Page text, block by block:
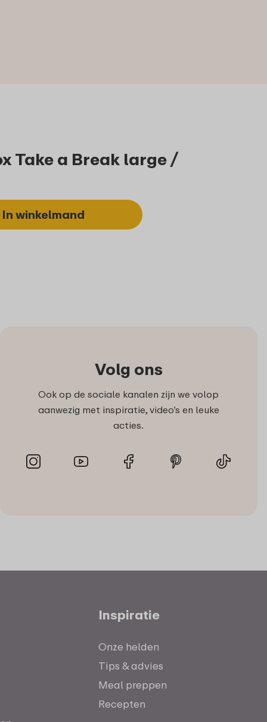
Take a Break large /
In winkelmand
Volg ons
Ook op de sociale kanalen zijn we volop
aanwezig met inspiratie, video’s en leuke
acties.
Inspiratie
Onze helden
Tips & advies
Meal preppen
Recepten